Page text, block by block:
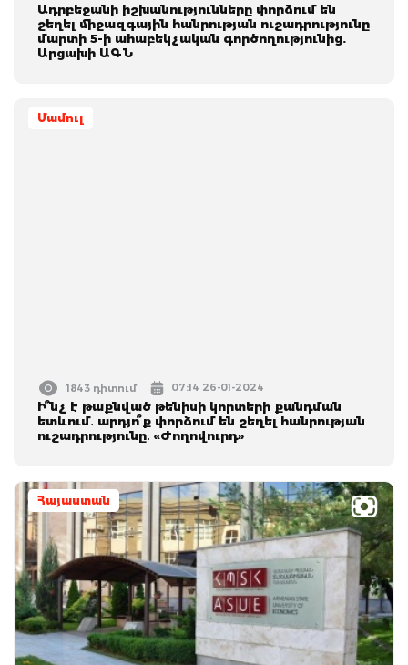
Ադրբեջանի իշխանությունները փորձում են
շեղել միջազգային հանրության ուշադրությունը
մարտի 5-ի ահաբեկչական գործողությունից.
Արցախի ԱԳՆ
Մամուլ
1843 դիտում 07:14 26-01-2024
Ի՞նչ է թաքնված թենիսի կորտերի քանդման
ետևում․ արդյո՞ք փորձում են շեղել հանրության
ուշադրությունը․ «Ժողովուրդ»
Հայաստան